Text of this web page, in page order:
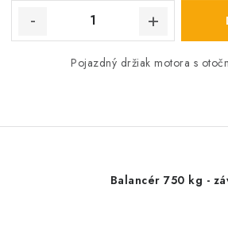
Pojazdný držiak motora s
Balancér 750 kg -